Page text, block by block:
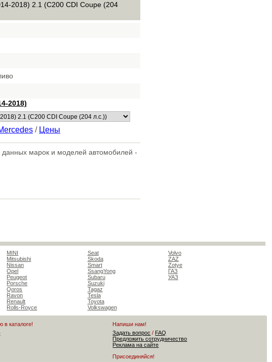
2018) 2.1 (C200 CDI Coupe (204
2018)
/ Цены
марок и моделей автомобилей -
MINI
Mitsubishi
Nissan
Opel
Peugeot
Porsche
Qoros
Ravon
Renault
Rolls-Royce
Seat
Skoda
Smart
SsangYong
Subaru
Suzuki
Tagaz
Tesla
Toyota
Volkswagen
Volvo
ZAZ
Zotye
ГАЗ
УАЗ
в каталоге!
Напиши нам!
Задать вопрос / FAQ
Предложить сотрудничество
Реклама на сайте
Присоединяйся!